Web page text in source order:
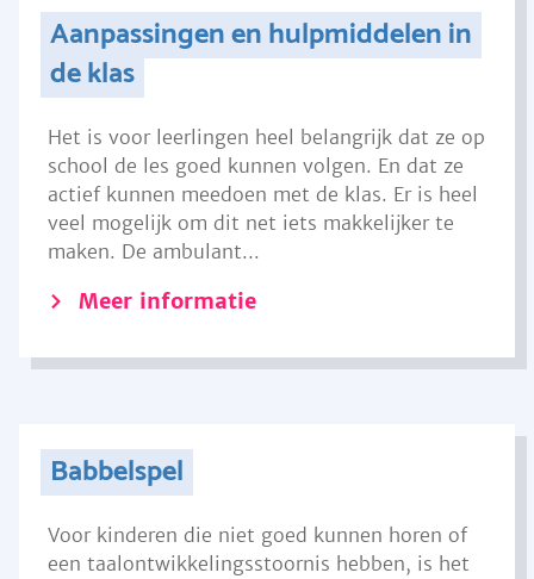
Aanpassingen en hulpmiddelen in
de klas
Het is voor leerlingen heel belangrijk dat ze op
school de les goed kunnen volgen. En dat ze
actief kunnen meedoen met de klas. Er is heel
veel mogelijk om dit net iets makkelijker te
maken. De ambulant...
Meer informatie
Babbelspel
Voor kinderen die niet goed kunnen horen of
een taalontwikkelingsstoornis hebben, is het